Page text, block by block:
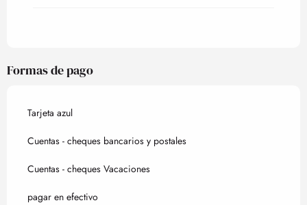
Formas de pago
Tarjeta azul
Cuentas - cheques bancarios y postales
Cuentas - cheques Vacaciones
pagar en efectivo